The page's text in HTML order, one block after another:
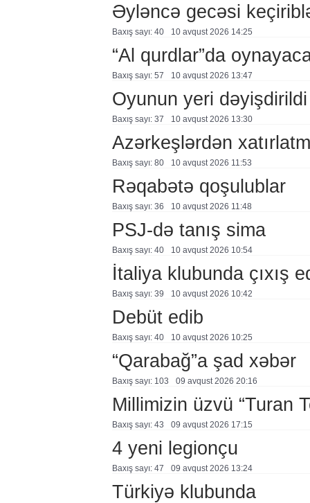
Əyləncə gecəsi
Baxış sayı: 40 10 avqust 2026 14:25
“Al qurdlar”da
Baxış sayı: 57 10 avqust 2026 13:47
Oyunun yeri dəyişdirildi
Baxış sayı: 37 10 avqust 2026 13:30
Azərkeşlərdən
Baxış sayı: 80 10 avqust 2026 11:53
Rəqabətə qoşulublar
Baxış sayı: 36 10 avqust 2026 11:48
PSJ-də tanış sima
Baxış sayı: 40 10 avqust 2026 10:54
İtaliya klubunda çıxış
Baxış sayı: 39 10 avqust 2026 10:42
Debüt edib
Baxış sayı: 40 10 avqust 2026 10:25
“Qarabağ”a şad xəbər
Baxış sayı: 103 09 avqust 2026 20:16
Millimizin üzvü “Turan
Baxış sayı: 43 09 avqust 2026 17:15
4 yeni legionçu
Baxış sayı: 47 09 avqust 2026 13:24
Türkiyə klubunda